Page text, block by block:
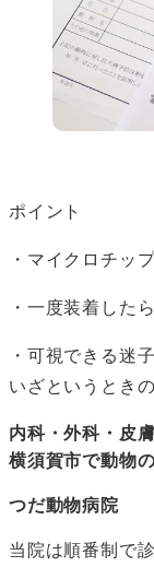
ポイント
・マイクロチッ
・一度装着した
・可視できる迷
いざというとき
内科・外科・皮
横須賀市で動物
つだ動物病院
当院は順番制で